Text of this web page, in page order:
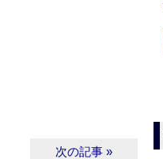
次の記事 »